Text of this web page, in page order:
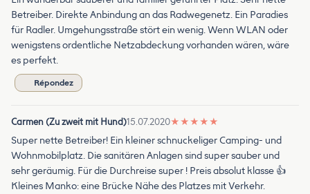
Betreiber. Direkte Anbindung an das Radwegenetz. Ein Paradies
für Radler. Umgehungsstraße stört ein wenig. Wenn WLAN oder
wenigstens ordentliche Netzabdeckung vorhanden wären, wäre
es perfekt.
Répondez
Carmen (Zu zweit mit Hund)15.07.2020★ ★ ★ ★ ★
Super nette Betreiber! Ein kleiner schnuckeliger Camping- und
Wohnmobilplatz. Die sanitären Anlagen sind super sauber und
sehr geräumig. Für die Durchreise super ! Preis absolut klasse 👍
Kleines Manko: eine Brücke Nähe des Platzes mit Verkehr.